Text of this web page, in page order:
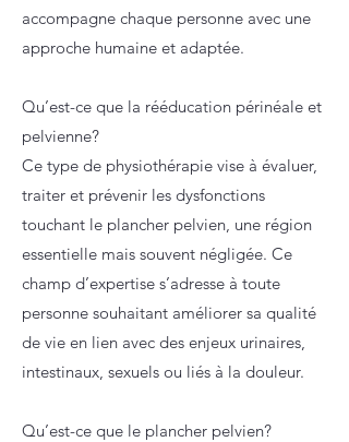
accompagne chaque personne avec une
approche humaine et adaptée.
Qu’est-ce que la rééducation périnéale et
pelvienne?
Ce type de physiothérapie vise à évaluer,
traiter et prévenir les dysfonctions
touchant le plancher pelvien, une région
essentielle mais souvent négligée. Ce
champ d’expertise s’adresse à toute
personne souhaitant améliorer sa qualité
de vie en lien avec des enjeux urinaires,
intestinaux, sexuels ou liés à la douleur.
Qu’est-ce que le plancher pelvien?